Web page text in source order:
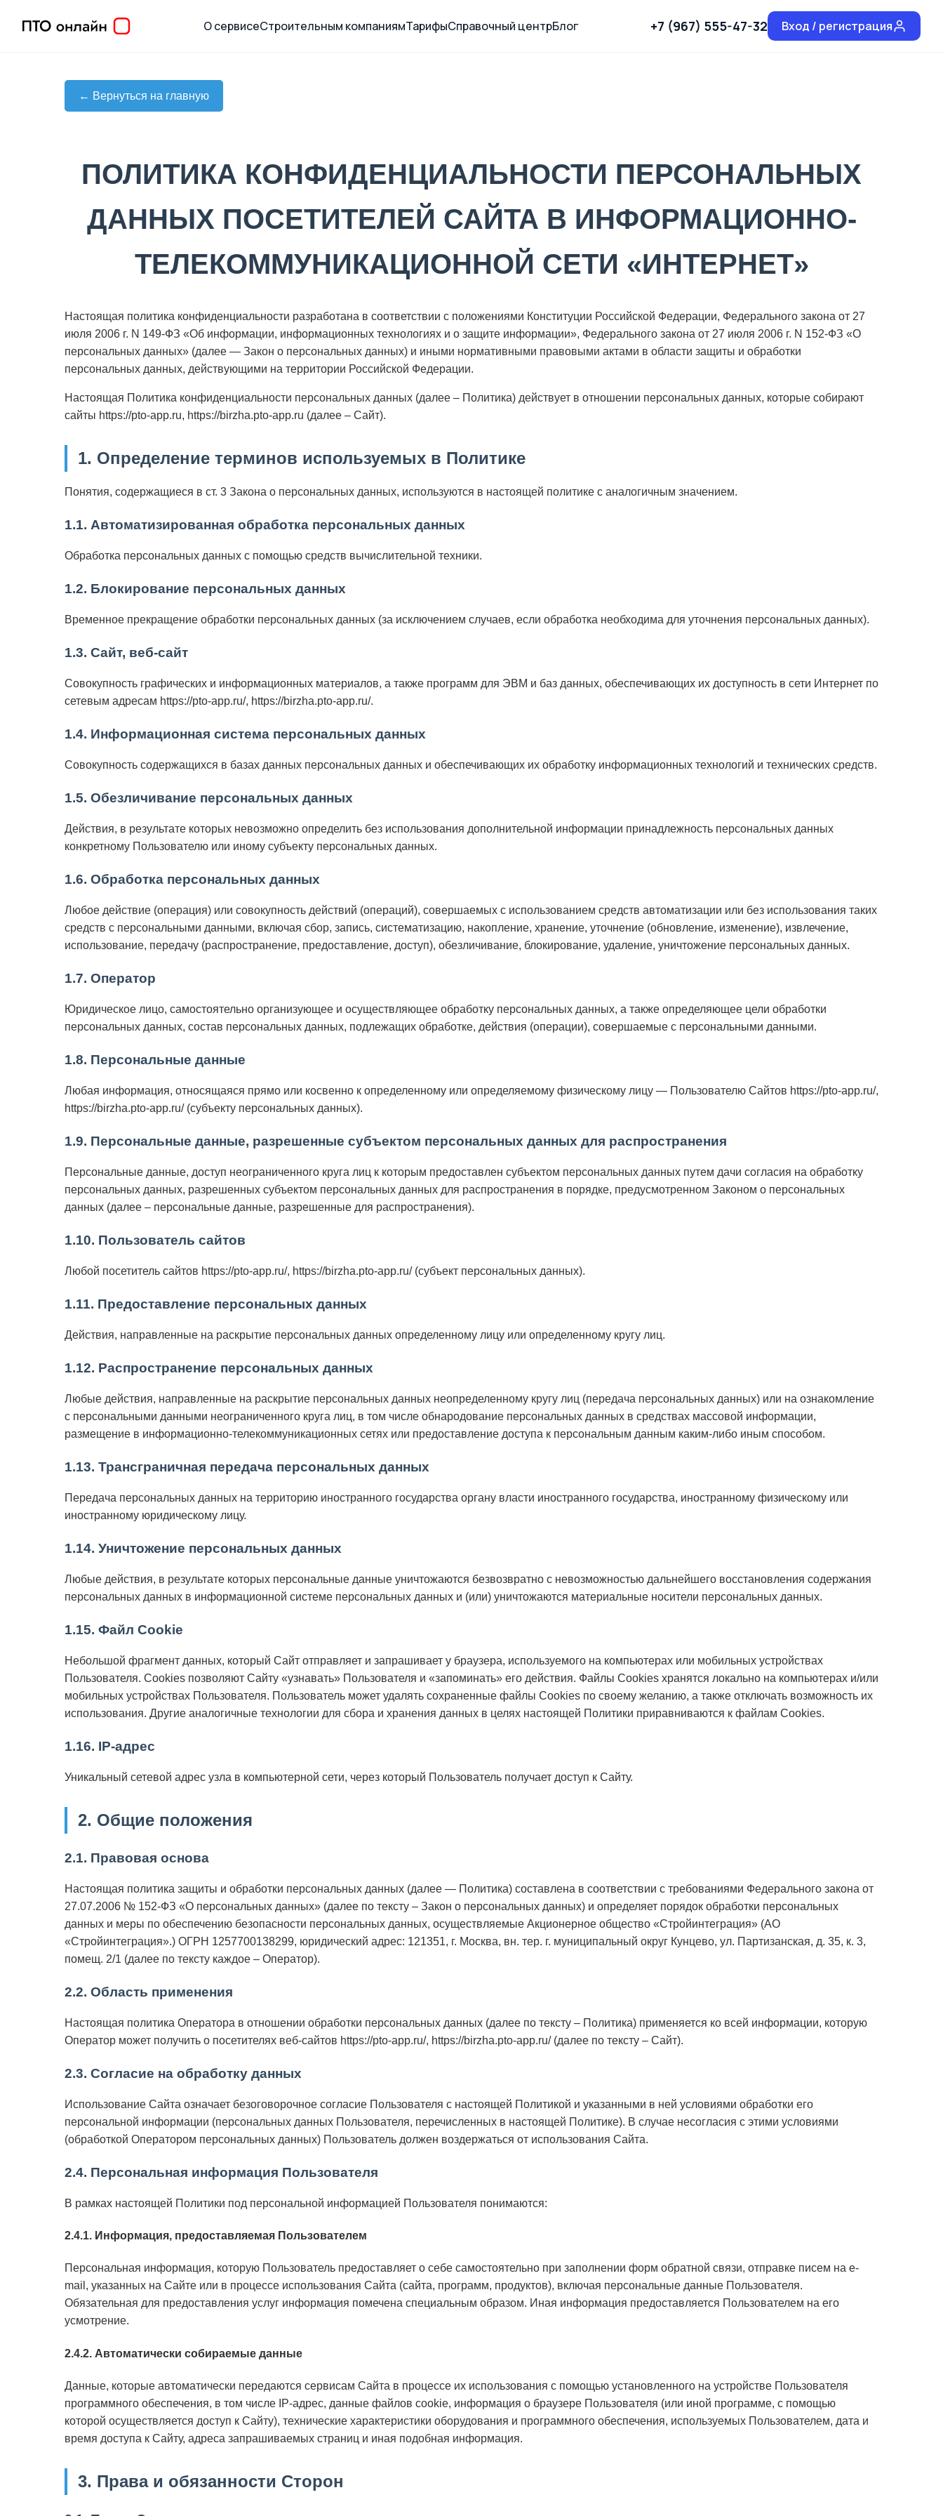
О сервисеСтроительным компаниямТарифыСправочный центрБлог +7 (967) 555-47-32 Вход / регистрация
← Вернуться на главную
ПОЛИТИКА КОНФИДЕНЦИАЛЬНОСТИ ПЕРСОНАЛЬНЫХ
ДАННЫХ ПОСЕТИТЕЛЕЙ САЙТА В ИНФОРМАЦИОННО-
ТЕЛЕКОММУНИКАЦИОННОЙ СЕТИ «ИНТЕРНЕТ»
Настоящая политика конфиденциальности разработана в соответствии с положениями Конституции Российской Федерации, Федерального закона от 27
июля 2006 г. N 149-ФЗ «Об информации, информационных технологиях и о защите информации», Федерального закона от 27 июля 2006 г. N 152-ФЗ «О
персональных данных» (далее — Закон о персональных данных) и иными нормативными правовыми актами в области защиты и обработки
персональных данных, действующими на территории Российской Федерации.
Настоящая Политика конфиденциальности персональных данных (далее – Политика) действует в отношении персональных данных, которые собирают
сайты https://pto-app.ru, https://birzha.pto-app.ru (далее – Сайт).
1. Определение терминов используемых в Политике
Понятия, содержащиеся в ст. 3 Закона о персональных данных, используются в настоящей политике с аналогичным значением.
1.1. Автоматизированная обработка персональных данных
Обработка персональных данных с помощью средств вычислительной техники.
1.2. Блокирование персональных данных
Временное прекращение обработки персональных данных (за исключением случаев, если обработка необходима для уточнения персональных данных).
1.3. Сайт, веб-сайт
Совокупность графических и информационных материалов, а также программ для ЭВМ и баз данных, обеспечивающих их доступность в сети Интернет по
сетевым адресам https://pto-app.ru/, https://birzha.pto-app.ru/.
1.4. Информационная система персональных данных
Совокупность содержащихся в базах данных персональных данных и обеспечивающих их обработку информационных технологий и технических средств.
1.5. Обезличивание персональных данных
Действия, в результате которых невозможно определить без использования дополнительной информации принадлежность персональных данных
конкретному Пользователю или иному субъекту персональных данных.
1.6. Обработка персональных данных
Любое действие (операция) или совокупность действий (операций), совершаемых с использованием средств автоматизации или без использования таких
средств с персональными данными, включая сбор, запись, систематизацию, накопление, хранение, уточнение (обновление, изменение), извлечение,
использование, передачу (распространение, предоставление, доступ), обезличивание, блокирование, удаление, уничтожение персональных данных.
1.7. Оператор
Юридическое лицо, самостоятельно организующее и осуществляющее обработку персональных данных, а также определяющее цели обработки
персональных данных, состав персональных данных, подлежащих обработке, действия (операции), совершаемые с персональными данными.
1.8. Персональные данные
Любая информация, относящаяся прямо или косвенно к определенному или определяемому физическому лицу — Пользователю Сайтов https://pto-app.ru/,
https://birzha.pto-app.ru/ (субъекту персональных данных).
1.9. Персональные данные, разрешенные субъектом персональных данных для распространения
Персональные данные, доступ неограниченного круга лиц к которым предоставлен субъектом персональных данных путем дачи согласия на обработку
персональных данных, разрешенных субъектом персональных данных для распространения в порядке, предусмотренном Законом о персональных
данных (далее – персональные данные, разрешенные для распространения).
1.10. Пользователь сайтов
Любой посетитель сайтов https://pto-app.ru/, https://birzha.pto-app.ru/ (субъект персональных данных).
1.11. Предоставление персональных данных
Действия, направленные на раскрытие персональных данных определенному лицу или определенному кругу лиц.
1.12. Распространение персональных данных
Любые действия, направленные на раскрытие персональных данных неопределенному кругу лиц (передача персональных данных) или на ознакомление
с персональными данными неограниченного круга лиц, в том числе обнародование персональных данных в средствах массовой информации,
размещение в информационно-телекоммуникационных сетях или предоставление доступа к персональным данным каким-либо иным способом.
1.13. Трансграничная передача персональных данных
Передача персональных данных на территорию иностранного государства органу власти иностранного государства, иностранному физическому или
иностранному юридическому лицу.
1.14. Уничтожение персональных данных
Любые действия, в результате которых персональные данные уничтожаются безвозвратно с невозможностью дальнейшего восстановления содержания
персональных данных в информационной системе персональных данных и (или) уничтожаются материальные носители персональных данных.
1.15. Файл Cookie
Небольшой фрагмент данных, который Сайт отправляет и запрашивает у браузера, используемого на компьютерах или мобильных устройствах
Пользователя. Cookies позволяют Сайту «узнавать» Пользователя и «запоминать» его действия. Файлы Cookies хранятся локально на компьютерах и/или
мобильных устройствах Пользователя. Пользователь может удалять сохраненные файлы Cookies по своему желанию, а также отключать возможность их
использования. Другие аналогичные технологии для сбора и хранения данных в целях настоящей Политики приравниваются к файлам Cookies.
1.16. IP-адрес
Уникальный сетевой адрес узла в компьютерной сети, через который Пользователь получает доступ к Сайту.
2. Общие положения
2.1. Правовая основа
Настоящая политика защиты и обработки персональных данных (далее — Политика) составлена в соответствии с требованиями Федерального закона от
27.07.2006 № 152-ФЗ «О персональных данных» (далее по тексту – Закон о персональных данных) и определяет порядок обработки персональных
данных и меры по обеспечению безопасности персональных данных, осуществляемые Акционерное общество «Стройинтеграция» (АО
«Стройинтеграция».) ОГРН 1257700138299, юридический адрес: 121351, г. Москва, вн. тер. г. муниципальный округ Кунцево, ул. Партизанская, д. 35, к. 3,
помещ. 2/1 (далее по тексту каждое – Оператор).
2.2. Область применения
Настоящая политика Оператора в отношении обработки персональных данных (далее по тексту – Политика) применяется ко всей информации, которую
Оператор может получить о посетителях веб-сайтов https://pto-app.ru/, https://birzha.pto-app.ru/ (далее по тексту – Сайт).
2.3. Согласие на обработку данных
Использование Сайта означает безоговорочное согласие Пользователя с настоящей Политикой и указанными в ней условиями обработки его
персональной информации (персональных данных Пользователя, перечисленных в настоящей Политике). В случае несогласия с этими условиями
(обработкой Оператором персональных данных) Пользователь должен воздержаться от использования Сайта.
2.4. Персональная информация Пользователя
В рамках настоящей Политики под персональной информацией Пользователя понимаются:
2.4.1. Информация, предоставляемая Пользователем
Персональная информация, которую Пользователь предоставляет о себе самостоятельно при заполнении форм обратной связи, отправке писем на e-
mail, указанных на Сайте или в процессе использования Сайта (сайта, программ, продуктов), включая персональные данные Пользователя.
Обязательная для предоставления услуг информация помечена специальным образом. Иная информация предоставляется Пользователем на его
усмотрение.
2.4.2. Автоматически собираемые данные
Данные, которые автоматически передаются сервисам Сайта в процессе их использования с помощью установленного на устройстве Пользователя
программного обеспечения, в том числе IP-адрес, данные файлов cookie, информация о браузере Пользователя (или иной программе, с помощью
которой осуществляется доступ к Сайту), технические характеристики оборудования и программного обеспечения, используемых Пользователем, дата и
время доступа к Сайту, адреса запрашиваемых страниц и иная подобная информация.
3. Права и обязанности Сторон